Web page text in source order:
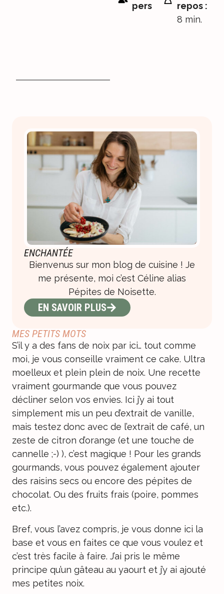
pers
repos :
8 min.
MES PETITS MOTS
S’il y a des fans de noix par ici… tout comme
moi, je vous conseille vraiment ce cake. Ultra
moelleux et plein plein de noix. Une recette
vraiment gourmande que vous pouvez
décliner selon vos envies. Ici j’y ai tout
simplement mis un peu d’extrait de vanille,
mais testez donc avec de l’extrait de café, un
zeste de citron d’orange (et une touche de
cannelle ;-) ), c’est magique ! Pour les grands
gourmands, vous pouvez également ajouter
des raisins secs ou encore des pépites de
chocolat. Ou des fruits frais (poire, pommes
etc.).
Bref, vous l’avez compris, je vous donne ici la
base et vous en faites ce que vous voulez et
c’est très facile à faire. J’ai pris le même
principe qu’un gâteau au yaourt et j’y ai ajouté
mes petites noix.
ENCHANTÉE
Bienvenus sur mon blog de cuisine ! Je
me présente, moi c’est Céline alias
Pépites de Noisette.
EN SAVOIR PLUS